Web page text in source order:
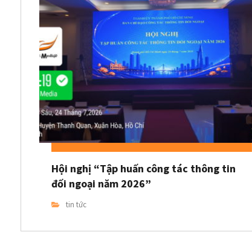
Hội nghị “Tập huấn công tác thông tin
đối ngoại năm 2026”
tin tức